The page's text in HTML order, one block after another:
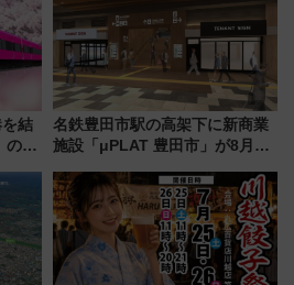
結
のコ
名鉄豊田市駅の高架下に新商業
施設「μPLAT 豊田市」が8月26
たな玄関口へ